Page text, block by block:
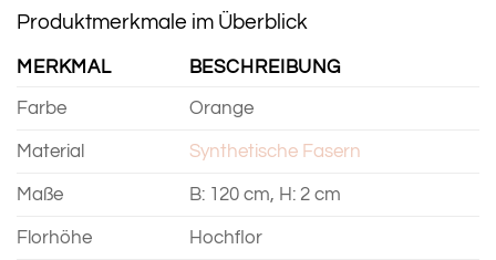
Produktmerkmale im Überblick
MERKMAL BESCHREIBUNG
Farbe Orange
Material Synthetische Fasern
Maße B: 120 cm, H: 2 cm
Florhöhe Hochflor